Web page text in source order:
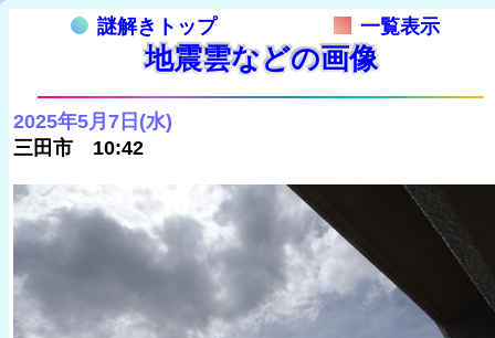
謎解きトップ 一覧表示
地震雲などの画像
2025年5月7日(水)
三田市 10:42